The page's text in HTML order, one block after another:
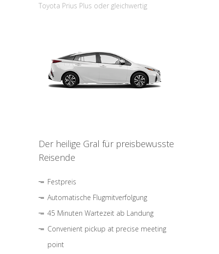
Toyota Prius Plus oder gleichwertig
Der heilige Gral für preisbewusste
Reisende
Festpreis
Automatische Flugmitverfolgung
45 Minuten Wartezeit ab Landung
Convenient pickup at precise meeting
point